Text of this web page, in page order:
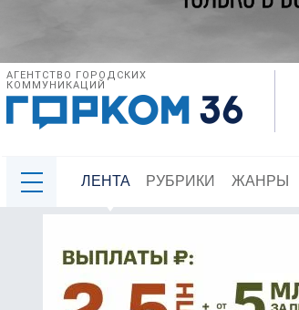
АГЕНТСТВО ГОРОДСКИХ
КОММУНИКАЦИЙ
ЛЕНТА РУБРИКИ ЖАНРЫ